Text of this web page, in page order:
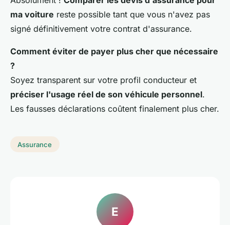
ma voiture reste possible tant que vous n'avez pas
signé définitivement votre contrat d'assurance.
Comment éviter de payer plus cher que nécessaire
?
Soyez transparent sur votre profil conducteur et
préciser l'usage réel de son véhicule personnel.
Les fausses déclarations coûtent finalement plus cher.
Assurance
E